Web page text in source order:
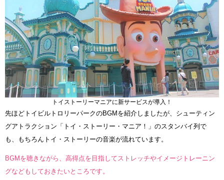
トイストーリーマニアに新サービスが導入！
先ほどトイビルトロリーパークのBGMを紹介しましたが、シューティン
グアトラクション「トイ・ストーリー・マニア！」のスタンバイ列で
も、もちろんトイ・ストーリーの音楽が流れています。
BGMを聴きながら、高得点を目指してストレッチやイメージトレーニン
グなどもしておきたいところです。